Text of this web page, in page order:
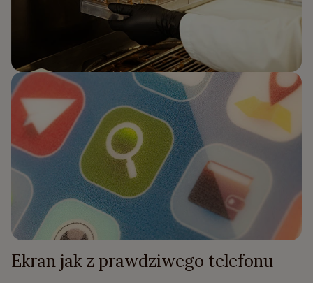
Ekran jak z prawdziwego telefonu